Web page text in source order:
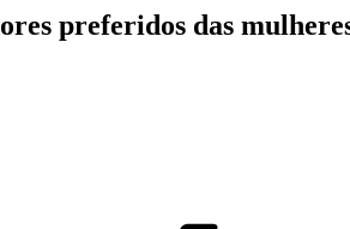
preferidos das